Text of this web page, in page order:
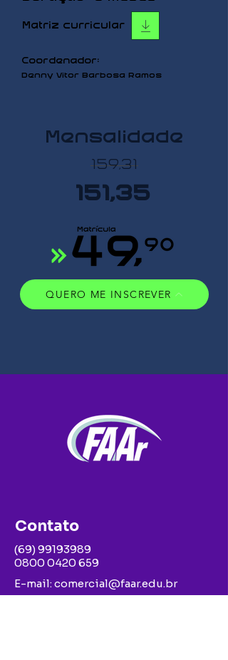
Matriz curricular
Coordenador:
Denny Vitor Barbosa Ramos
Mensalidade
159,31
151,35
QUERO ME INSCREVER
Contato
(69) 99193989
0800 0420 659
E-mail:comercial@faar.edu.br